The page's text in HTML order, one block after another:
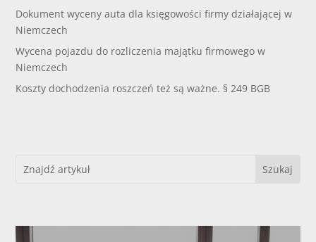
Dokument wyceny auta dla księgowości firmy działającej w
Niemczech
Wycena pojazdu do rozliczenia majątku firmowego w
Niemczech
Koszty dochodzenia roszczeń też są ważne. § 249 BGB